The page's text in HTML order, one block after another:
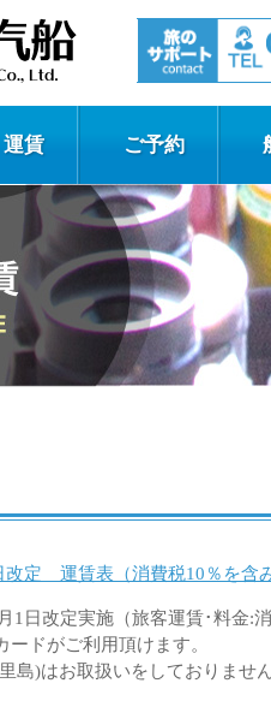
運賃 ご予約
改定 運賃表（消費税10％を含
1日改定実施（旅客運賃･料金:消
ドがご利用頂けます。
島)はお取扱いをしておりません